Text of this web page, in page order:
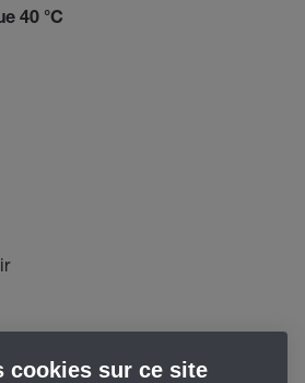
40 °C
cookies sur ce site